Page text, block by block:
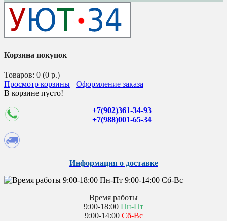
Корзина покупок
Товаров: 0 (0 р.)
Просмотр корзины
Оформление заказа
В корзине пусто!
+7(902)361-34-93
+7(988)001-65-34
Информация о доставке
Время работы
9:00-18:00 Пн-Пт
9:00-14:00 Сб-Вс